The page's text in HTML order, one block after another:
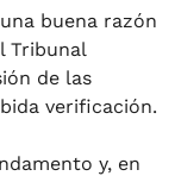
buena razón
Tribunal
de las
verificación.
y, en